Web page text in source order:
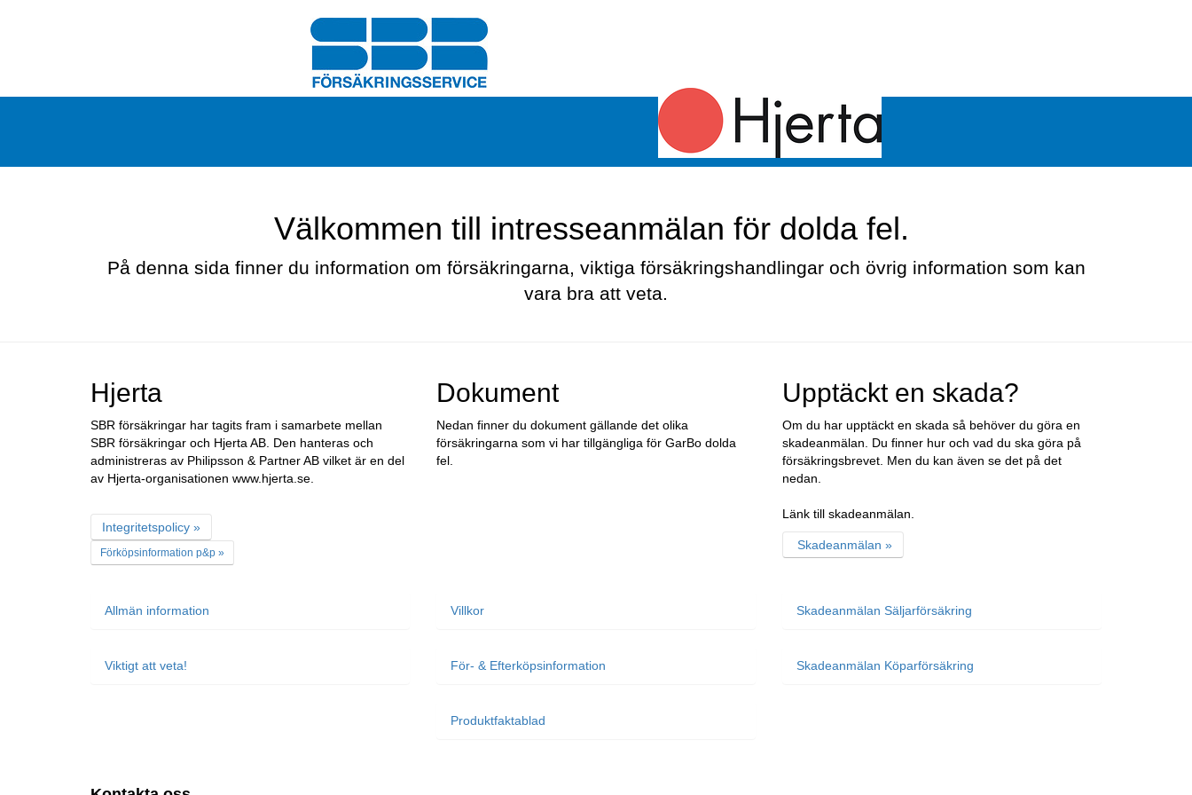
Välkommen till intresseanmälan för dolda fel.
På denna sida finner du information om försäkringarna, viktiga försäkringshandlingar och övrig information som kan
vara bra att veta.
Hjerta
SBR försäkringar har tagits fram i samarbete mellan
SBR försäkringar och Hjerta AB. Den hanteras och
administreras av Philipsson & Partner AB vilket är en del
av Hjerta-organisationen www.hjerta.se.
Integritetspolicy »
Förköpsinformation p&p »
Dokument
Nedan finner du dokument gällande det olika
försäkringarna som vi har tillgängliga för GarBo dolda
fel.
Upptäckt en skada?
Om du har upptäckt en skada så behöver du göra en
skadeanmälan. Du finner hur och vad du ska göra på
försäkringsbrevet. Men du kan även se det på det
nedan.
Länk till skadeanmälan.
Skadeanmälan »
Allmän information
Viktigt att veta!
Villkor
För- & Efterköpsinformation
Produktfaktablad
Skadeanmälan Säljarförsäkring
Skadeanmälan Köparförsäkring